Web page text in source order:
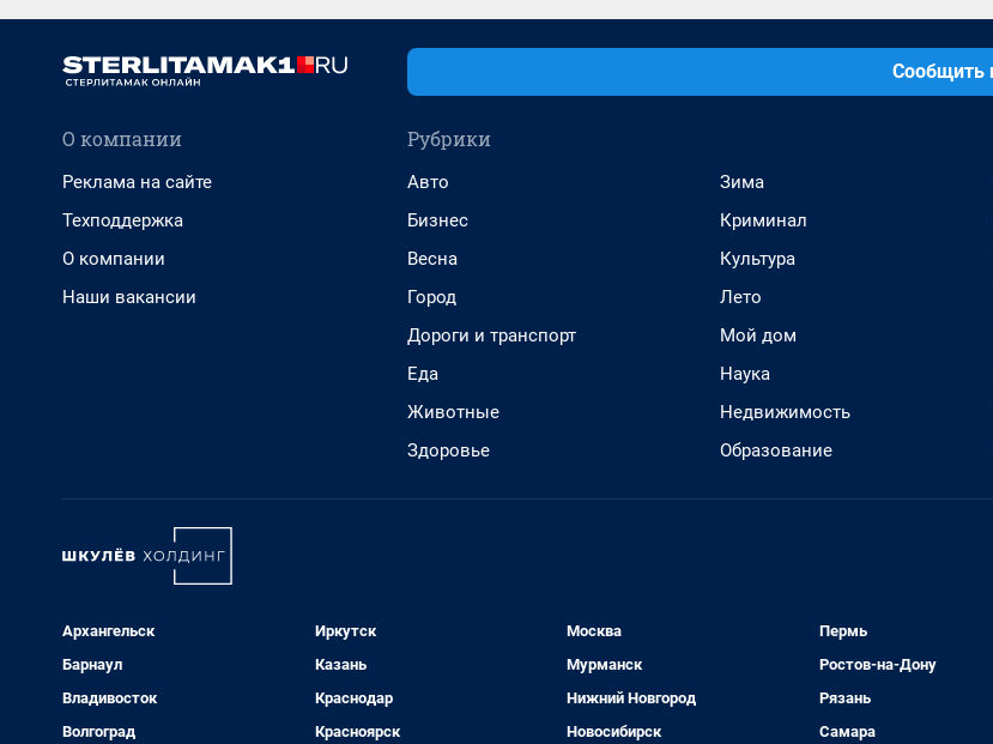
Сообщить
О компании
Реклама на сайте
Техподдержка
О компании
Наши вакансии
Рубрики
Авто
Бизнес
Весна
Город
Дороги и транспорт
Еда
Животные
Здоровье
Зима
Криминал
Культура
Лето
Мой дом
Наука
Недвижимость
Образование
Архангельск
Барнаул
Владивосток
Волгоград
Иркутск
Казань
Краснодар
Красноярск
Москва
Мурманск
Нижний Новгород
Новосибирск
Пермь
Ростов-на-Дону
Рязань
Самара